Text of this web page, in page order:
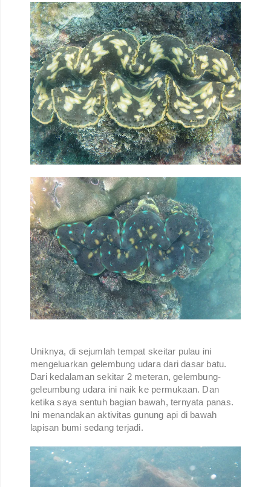
Uniknya, di sejumlah tempat skeitar pulau ini
mengeluarkan gelembung udara dari dasar batu.
Dari kedalaman sekitar 2 meteran, gelembung-
geleumbung udara ini naik ke permukaan. Dan
ketika saya sentuh bagian bawah, ternyata panas.
Ini menandakan aktivitas gunung api di bawah
lapisan bumi sedang terjadi.